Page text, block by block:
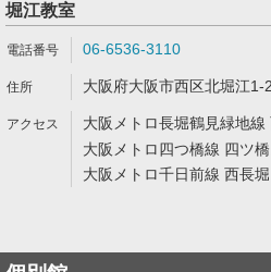
堀江教室
06-6536-3110
大阪府大阪市西区北堀江
大阪メトロ長堀鶴見緑地
大阪メトロ四つ橋線 四ツ
大阪メトロ千日前線 西長